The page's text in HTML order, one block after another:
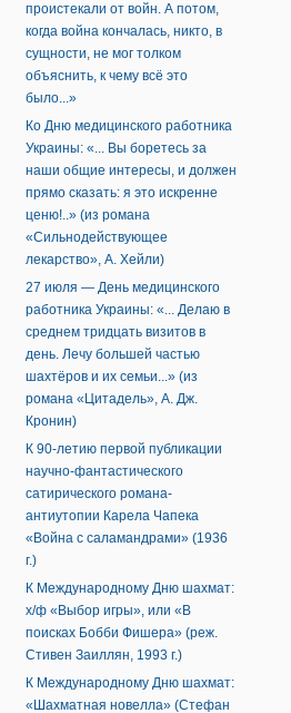
проистекали от войн. А потом,
когда война кончалась, никто, в
сущности, не мог толком
объяснить, к чему всё это
было...»
Ко Дню медицинского работника
Украины: «... Вы боретесь за
наши общие интересы, и должен
прямо сказать: я это искренне
ценю!..» (из романа
«Сильнодействующее
лекарство», А. Хейли)
27 июля — День медицинского
работника Украины: «... Делаю в
среднем тридцать визитов в
день. Лечу большей частью
шахтёров и их семьи...» (из
романа «Цитадель», А. Дж.
Кронин)
К 90-летию первой публикации
научно-фантастического
сатирического романа-
антиутопии Карела Чапека
«Война с саламандрами» (1936
г.)
К Международному Дню шахмат:
х/ф «Выбор игры», или «В
поисках Бобби Фишера» (реж.
Стивен Заиллян, 1993 г.)
К Международному Дню шахмат:
«Шахматная новелла» (Стефан